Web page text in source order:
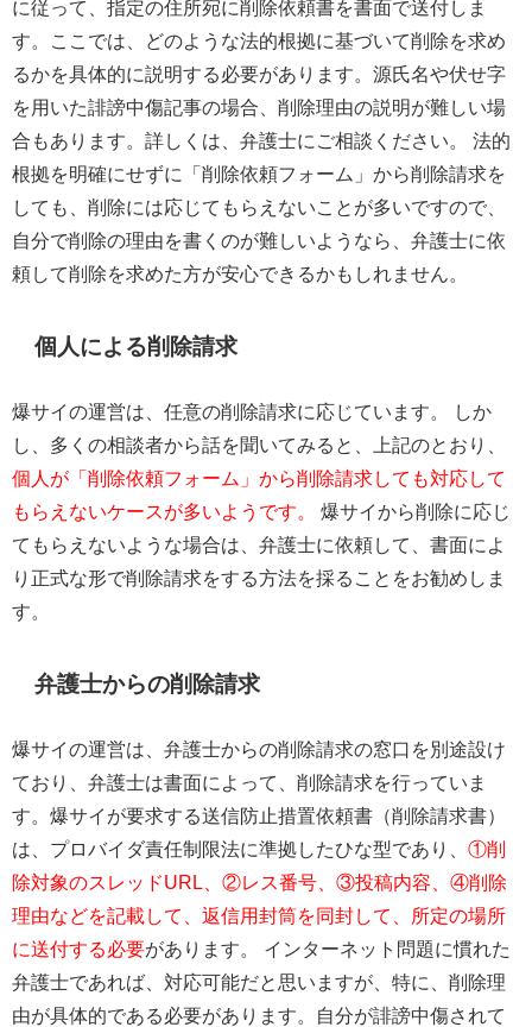
に従って、指定の住所宛に削除依頼書を書面で送付しま
す。ここでは、どのような法的根拠に基づいて削除を求め
るかを具体的に説明する必要があります。源氏名や伏せ字
を用いた誹謗中傷記事の場合、削除理由の説明が難しい場
合もあります。詳しくは、弁護士にご相談ください。 法的
根拠を明確にせずに「削除依頼フォーム」から削除請求を
しても、削除には応じてもらえないことが多いですので、
自分で削除の理由を書くのが難しいようなら、弁護士に依
頼して削除を求めた方が安心できるかもしれません。
個人による削除請求
爆サイの運営は、任意の削除請求に応じています。 しか
し、多くの相談者から話を聞いてみると、上記のとおり、
個人が「削除依頼フォーム」から削除請求しても対応して
もらえないケースが多いようです。
爆サイから削除に応じ
てもらえないような場合は、弁護士に依頼して、書面によ
り正式な形で削除請求をする方法を採ることをお勧めしま
す。
弁護士からの削除請求
爆サイの運営は、弁護士からの削除請求の窓口を別途設け
ており、弁護士は書面によって、削除請求を行っていま
す。爆サイが要求する送信防止措置依頼書（削除請求書）
は、プロバイダ責任制限法に準拠したひな型であり、 ①削
除対象のスレッドURL、②レス番号、③投稿内容、④削除
理由などを記載して、返信用封筒を同封して、所定の場所
に送付する必要があります。 インターネット問題に慣れた
弁護士であれば、対応可能だと思いますが、特に、削除理
由が具体的である必要があります。自分が誹謗中傷されて